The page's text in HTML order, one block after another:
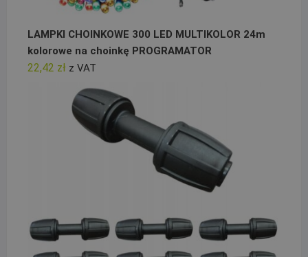
LAMPKI CHOINKOWE 300 LED MULTIKOLOR 24m
kolorowe na choinkę PROGRAMATOR
22,42 zł z VAT